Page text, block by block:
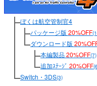
ぼくは航空管制官4
パッケージ版 20%OFF
ダウンロード版
本編製品20%OFF(7)
追加ｽﾃｰｼﾞ 20%OFF
Switch・3DS(3)